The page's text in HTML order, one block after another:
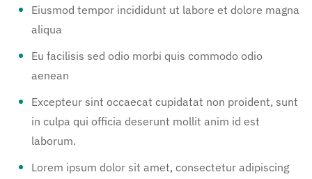
Eiusmod tempor incididunt ut labore et dolore magna
aliqua
Eu facilisis sed odio morbi quis commodo odio
aenean
Excepteur sint occaecat cupidatat non proident, sunt
in culpa qui officia deserunt mollit anim id est
laborum.
Lorem ipsum dolor sit amet, consectetur adipiscing